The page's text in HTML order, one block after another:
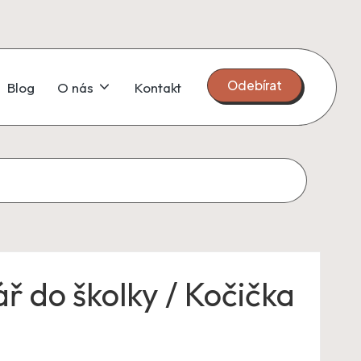
Blog O nás Kontakt Odebírat
do školky / Kočička